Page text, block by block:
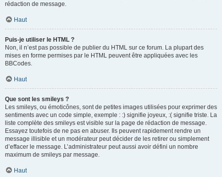
rédaction de message.
Haut
Puis-je utiliser le HTML ?
Non, il n’est pas possible de publier du HTML sur ce forum. La plupart des
mises en forme permises par le HTML peuvent être appliquées avec les
BBCodes.
Haut
Que sont les smileys ?
Les smileys, ou émoticônes, sont de petites images utilisées pour exprimer des
sentiments avec un code simple, exemple : :) signifie joyeux, :( signifie triste. La
liste complète des smileys est visible sur la page de rédaction de message.
Essayez toutefois de ne pas en abuser. Ils peuvent rapidement rendre un
message illisible et un modérateur peut décider de les retirer ou simplement
d’effacer le message. L’administrateur peut aussi avoir défini un nombre
maximum de smileys par message.
Haut